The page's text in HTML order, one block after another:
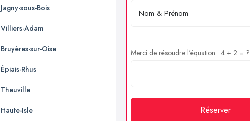
Jagny-sous-Bois
Villiers-Adam
Bruyères-sur-Oise
Épiais-Rhus
Theuville
Haute-Isle
Merci de résoudre l'équation : 4 + 2 = ?
Réserver